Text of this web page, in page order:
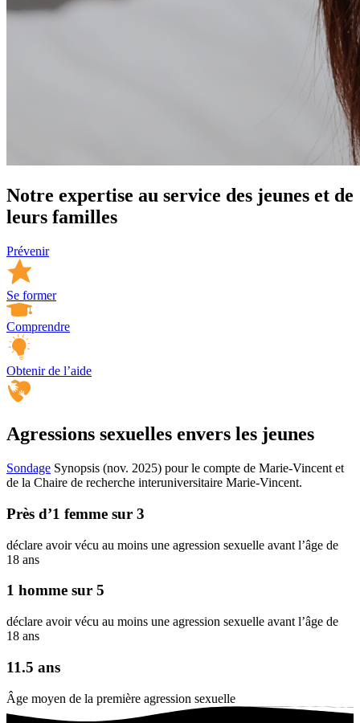
Notre expertise au service des jeunes et de
leurs familles
Prévenir
Se former
Comprendre
Obtenir de l’aide
Agressions sexuelles envers les jeunes
Sondage Synopsis (nov. 2025) pour le compte de Marie-Vincent et
de la Chaire de recherche interuniversitaire Marie-Vincent.
Près d’1 femme sur 3
déclare avoir vécu au moins une agression sexuelle avant l’âge de
18 ans
1 homme sur 5
déclare avoir vécu au moins une agression sexuelle avant l’âge de
18 ans
11.5 ans
Âge moyen de la première agression sexuelle